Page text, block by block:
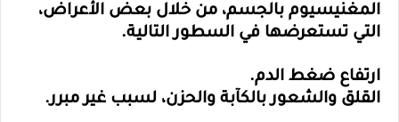
المغنيسيوم بالجسم، من خلال بعض الأعراض،
التي تستعرضها في السطور التالية.
ارتفاع ضغط الدم.
القلق والشعور بالكآبة والحزن، لسبب غير مبرر.